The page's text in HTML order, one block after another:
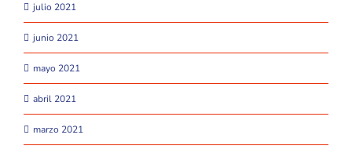
julio 2021
junio 2021
mayo 2021
abril 2021
marzo 2021